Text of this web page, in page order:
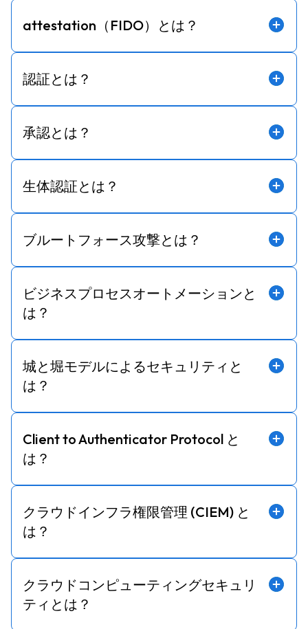
attestation（FIDO）とは？
認証とは？
承認とは？
生体認証とは？
ブルートフォース攻撃とは？
ビジネスプロセスオートメーションと
は？
城と堀モデルによるセキュリティと
は？
Client to Authenticator Protocol と
は？
クラウドインフラ権限管理 (CIEM) と
は？
クラウドコンピューティングセキュリ
ティとは？